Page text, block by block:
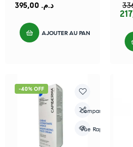
د.م.
AJOUTER AU PANIER
-40% OFF
Compare
Vue Rapide